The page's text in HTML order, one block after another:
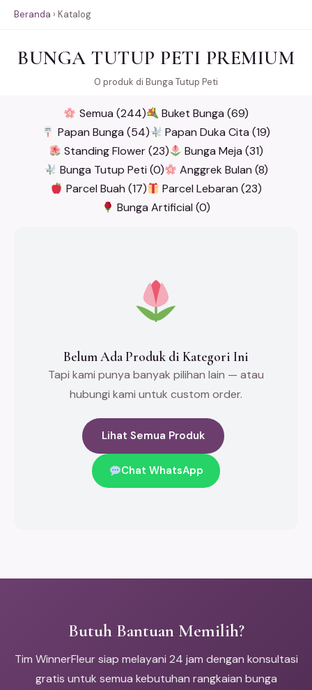
Beranda › Katalog
BUNGA TUTUP PETI PREMIUM
0 produk di Bunga Tutup Peti
Semua (244)
Buket Bunga (69)
Papan Bunga (54)
Papan Duka Cita (19)
Standing Flower (23)
Bunga Meja (31)
Bunga Tutup Peti (0)
Anggrek Bulan (8)
Parcel Buah (17)
Parcel Lebaran (23)
Bunga Artificial (0)
Belum Ada Produk di Kategori Ini
Tapi kami punya banyak pilihan lain — atau
hubungi kami untuk custom order.
Lihat Semua Produk
Chat WhatsApp
Butuh Bantuan Memilih?
Tim WinnerFleur siap melayani 24 jam dengan konsultasi
gratis untuk semua kebutuhan rangkaian bunga